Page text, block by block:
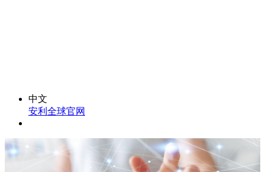
中文
安利全球官网